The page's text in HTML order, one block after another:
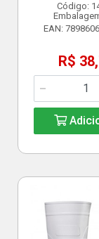
Código:
EAN:
R$